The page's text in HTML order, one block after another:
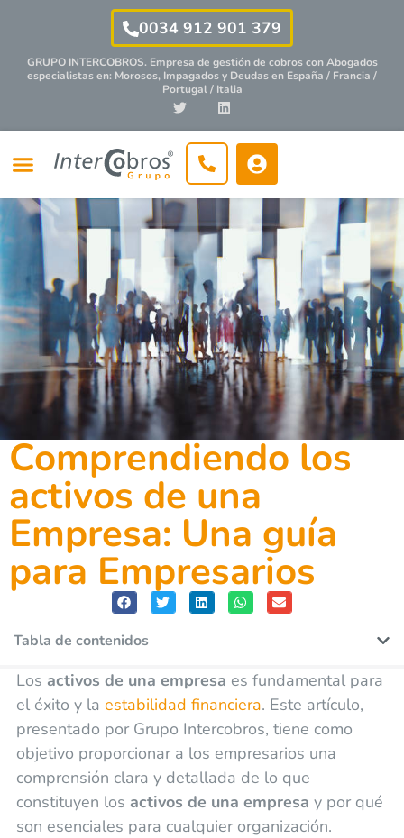
0034 912 901 379
GRUPO INTERCOBROS. Empresa de gestión de cobros conAbogados
especialistasen: Morosos, Impagados y Deudas en España / Francia /
Portugal / Italia
Comprendiendo los
activos de una
Empresa: Una guía
para Empresarios
Tabla de contenidos
Los activos de una empresa es fundamental para
el éxito y la estabilidad financiera. Este artículo,
presentado por Grupo Intercobros, tiene como
objetivo proporcionar a los empresarios una
comprensión clara y detallada de lo que
constituyen los activos de una empresa y por qué
son esenciales para cualquier organización.